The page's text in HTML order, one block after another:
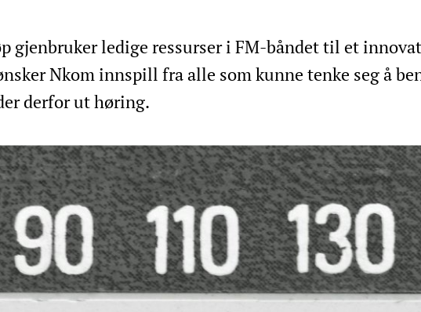
gjenbruker ledige ressurser i FM-båndet til et
Nkom innspill fra alle som kunne tenke seg å
derfor ut høring.